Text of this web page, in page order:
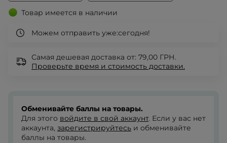
Товар имеется в наличии
Можем отправить уже:сегодня!
Самая дешевая доставка от: 79,00 ГРН.
Проверьте время и стоимость доставки.
Обменивайте баллы на товары.
Для этого войдите в свой аккаунт. Если у вас нет
аккаунта, зарегистрируйтесь и обменивайте
баллы на товары.